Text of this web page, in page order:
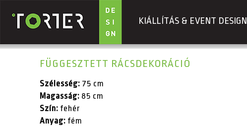
Ugrás a tartalomra
KIÁLLÍTÁS & EVENT DESIGN
FÜGGESZTETT RÁCSDEKORÁCIÓ
Szélesség: 75 cm
Magasság: 85 cm
Szín: fehér
Anyag: fém